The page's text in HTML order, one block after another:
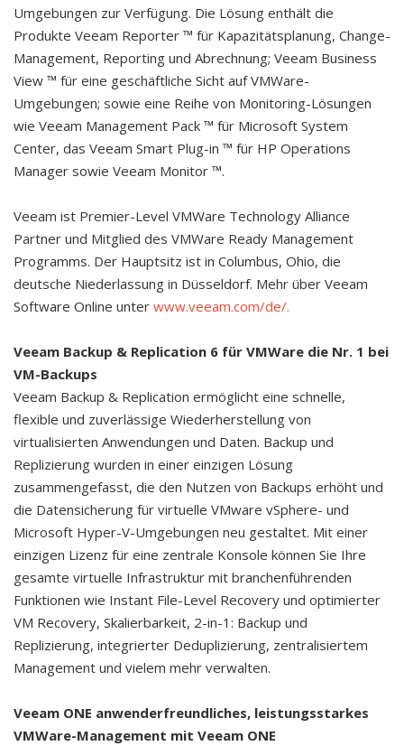
Umgebungen zur Verfügung. Die Lösung enthält die
Produkte Veeam Reporter ™ für Kapazitätsplanung, Change-
Management, Reporting und Abrechnung; Veeam Business
View ™ für eine geschäftliche Sicht auf VMWare-
Umgebungen; sowie eine Reihe von Monitoring-Lösungen
wie Veeam Management Pack ™ für Microsoft System
Center, das Veeam Smart Plug-in ™ für HP Operations
Manager sowie Veeam Monitor ™.
Veeam ist Premier-Level VMWare Technology Alliance
Partner und Mitglied des VMWare Ready Management
Programms. Der Hauptsitz ist in Columbus, Ohio, die
deutsche Niederlassung in Düsseldorf. Mehr über Veeam
Software Online unter www.veeam.com/de/.
Veeam Backup & Replication 6 für VMWare die Nr. 1 bei
VM-Backups
Veeam Backup & Replication ermöglicht eine schnelle,
flexible und zuverlässige Wiederherstellung von
virtualisierten Anwendungen und Daten. Backup und
Replizierung wurden in einer einzigen Lösung
zusammengefasst, die den Nutzen von Backups erhöht und
die Datensicherung für virtuelle VMware vSphere- und
Microsoft Hyper-V-Umgebungen neu gestaltet. Mit einer
einzigen Lizenz für eine zentrale Konsole können Sie Ihre
gesamte virtuelle Infrastruktur mit branchenführenden
Funktionen wie Instant File-Level Recovery und optimierter
VM Recovery, Skalierbarkeit, 2-in-1: Backup und
Replizierung, integrierter Deduplizierung, zentralisiertem
Management und vielem mehr verwalten.
Veeam ONE anwenderfreundliches, leistungsstarkes
VMWare-Management mit Veeam ONE